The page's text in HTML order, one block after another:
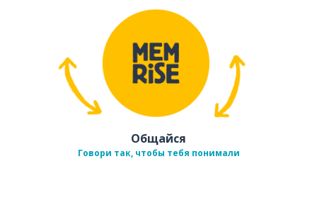
Общайся
Говори так, чтобы тебя понимали